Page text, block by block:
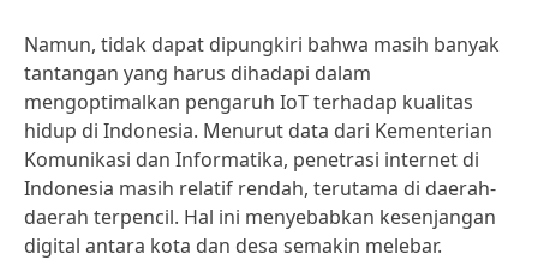
Namun, tidak dapat dipungkiri bahwa masih banyak
tantangan yang harus dihadapi dalam
mengoptimalkan pengaruh IoT terhadap kualitas
hidup di Indonesia. Menurut data dari Kementerian
Komunikasi dan Informatika, penetrasi internet di
Indonesia masih relatif rendah, terutama di daerah-
daerah terpencil. Hal ini menyebabkan kesenjangan
digital antara kota dan desa semakin melebar.